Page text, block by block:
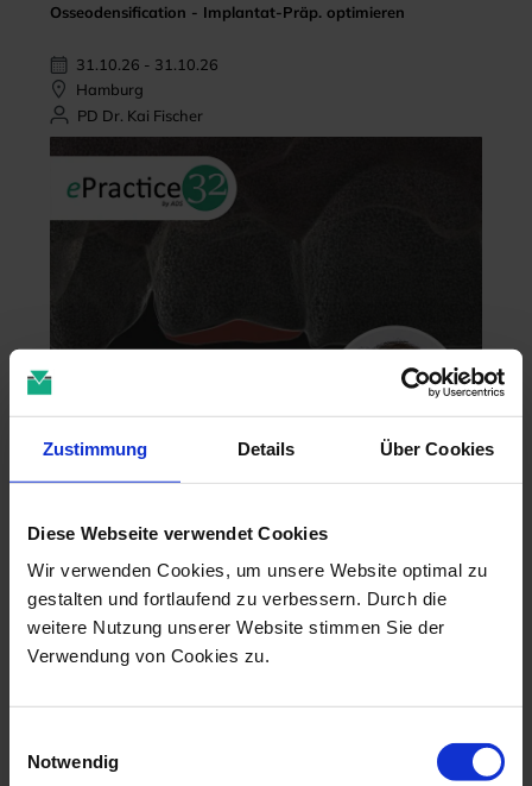
Zustimmung Details Über Cookies
Diese Webseite verwendet Cookies
Wir verwenden Cookies, um unsere Website optimal zu
gestalten und fortlaufend zu verbessern. Durch die
weitere Nutzung unserer Website stimmen Sie der
Verwendung von Cookies zu.
Notwendig
Osseodensification - Implantat-Präp. optimieren
31.10.26 - 31.10.26
Hamburg
PD Dr. Kai Fischer
Zahntechnik im 4D-Zeitalter
04.11.26 - 04.11.26
Dr. Christian Leonhardt